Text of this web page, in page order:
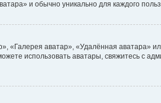
и обычно уникально для каждого
«Галерея аватар», «Удалённая аватара»
использовать аватары, свяжитесь с